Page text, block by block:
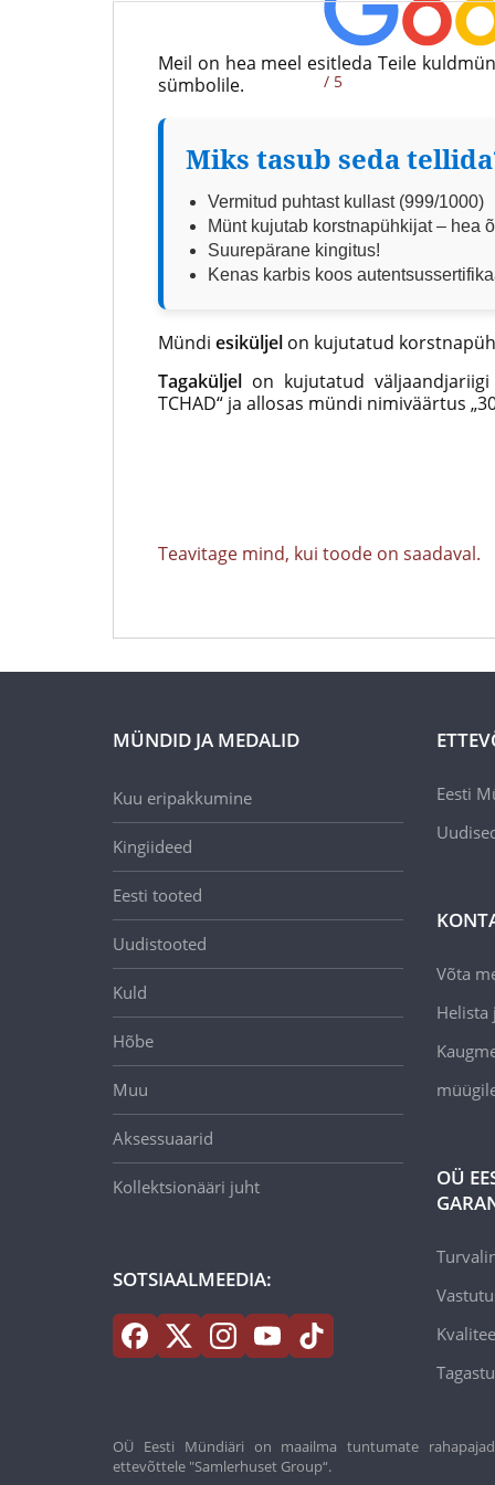
/ 5
Meil on hea meel esitleda Teile
sümbolile.
Miks tasub seda
Vermitud puhtast kullast (999/1000)
Münt kujutab korstnapühkijat – hea
Suurepärane kingitus!
Kenas karbis koos
Mündi esiküljel on kujutatud
Tagaküljel on kujutatud
TCHAD“ ja allosas mündi nimiväärtus
Teavitage mind, kui toode on saadaval.
MÜNDID JA MEDALID
Kuu eripakkumine
Kingiideed
Eesti tooted
Uudistooted
Kuld
Hõbe
Muu
Aksessuaarid
Kollektsionääri juht
SOTSIAALMEEDIA:
Eesti
Võta
Helista
OÜ
OÜ Eesti Mündiäri on maailma tuntumate
ettevõttele "Samlerhuset Group“.